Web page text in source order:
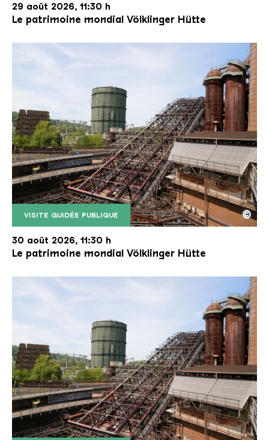
29 août 2026, 11:30 h
Le patrimoine mondial Völklinger Hütte
VISITE GUIDÉE PUBLIQUE
Le monte-charge incliné de la Völklinger Hütte
Copyright: Weltkulturerbe Völklinger Hütte | Karl
©
30 août 2026, 11:30 h
Le patrimoine mondial Völklinger Hütte